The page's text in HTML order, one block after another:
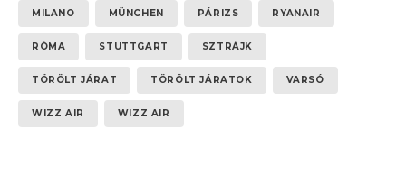
MILANO MÜNCHEN PÁRIZS RYANAIR
RÓMA STUTTGART SZTRÁJK
TÖRÖLT JÁRAT TÖRÖLT JÁRATOK VARSÓ
WIZZ AIR WIZZ AIR